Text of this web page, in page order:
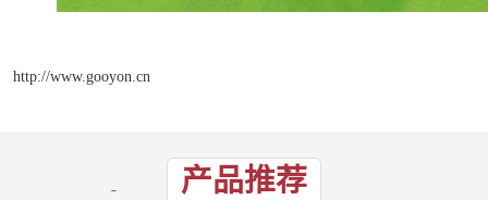
http://www.gooyon.cn
产品推荐